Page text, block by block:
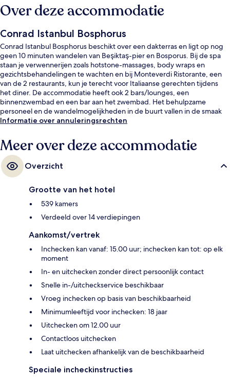
Over deze accommodatie
Conrad Istanbul Bosphorus
Conrad Istanbul Bosphorus beschikt over een dakterras en ligt op nog
geen 10 minuten wandelen van Beşiktaş-pier en Bosporus. Bij de spa
staan je verwennerijen zoals hotstone-massages, body wraps en
gezichtsbehandelingen te wachten en bij Monteverdi Ristorante, een
van de 2 restaurants, kun je terecht voor Italiaanse gerechten tijdens
het diner. De accommodatie heeft ook 2 bars/lounges, een
binnenzwembad en een bar aan het zwembad. Het behulpzame
personeel en de wandelmogelijkheden in de buurt vallen in de smaak
bij andere reizigers.
Informatie over annuleringsrechten
Meer over deze accommodatie
Overzicht
Grootte van het hotel
539 kamers
Verdeeld over 14 verdiepingen
Aankomst/vertrek
Inchecken kan vanaf: 15.00 uur; inchecken kan tot: op elk
moment
In- en uitchecken zonder direct persoonlijk contact
Snelle in-/uitcheckservice beschikbaar
Vroeg inchecken op basis van beschikbaarheid
Minimumleeftijd voor inchecken: 18 jaar
Uitchecken om 12.00 uur
Contactloos uitchecken
Laat uitchecken afhankelijk van de beschikbaarheid
Speciale incheckinstructies